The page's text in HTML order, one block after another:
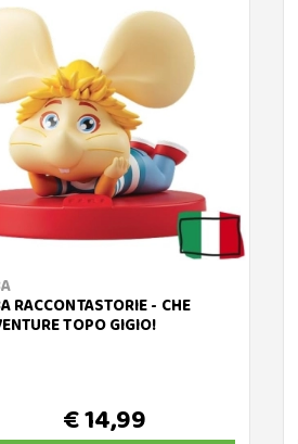
RACCONTASTORIE - CHE
TOPO GIGIO!
€ 14,99